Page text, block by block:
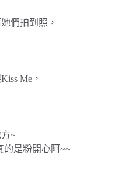
們拍到照，
Me，
~
的是粉開心阿~~